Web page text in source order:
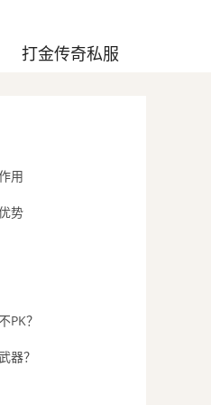
打金传奇私服
用
势
PK？
器？